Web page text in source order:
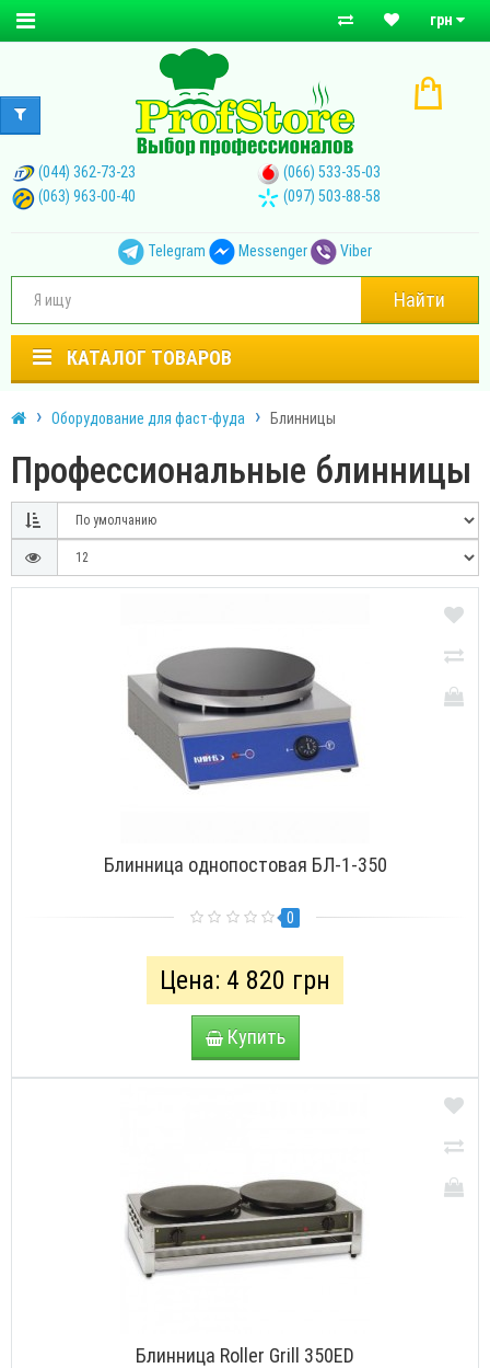
грн
(044) 362-73-23
(066) 533-35-03
(063) 963-00-40
(097) 503-88-58
Telegram Messenger Viber
Найти
КАТАЛОГ ТОВАРОВ
Оборудование для фаст-фуда Блинницы
Профессиональные блинницы
Блинница oднопостовая БЛ-1-350
0
Цена: 4 820 грн
Купить
Блинница Roller Grill 350ED